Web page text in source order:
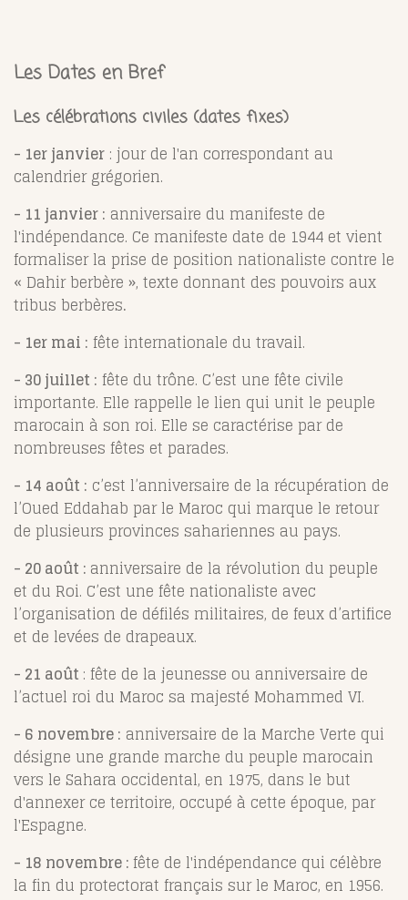
Les Dates en Bref
Les célébrations civiles (dates fixes)
- 1er janvier : jour de l'an correspondant au
calendrier grégorien.
- 11 janvier : anniversaire du manifeste de
l'indépendance. Ce manifeste date de 1944 et vient
formaliser la prise de position nationaliste contre le
« Dahir berbère », texte donnant des pouvoirs aux
tribus berbères.
- 1er mai : fête internationale du travail.
- 30 juillet : fête du trône. C’est une fête civile
importante. Elle rappelle le lien qui unit le peuple
marocain à son roi. Elle se caractérise par de
nombreuses fêtes et parades.
- 14 août : c’est l’anniversaire de la récupération de
l’Oued Eddahab par le Maroc qui marque le retour
de plusieurs provinces sahariennes au pays.
- 20 août : anniversaire de la révolution du peuple
et du Roi. C’est une fête nationaliste avec
l’organisation de défilés militaires, de feux d’artifice
et de levées de drapeaux.
- 21 août : fête de la jeunesse ou anniversaire de
l’actuel roi du Maroc sa majesté Mohammed VI.
- 6 novembre : anniversaire de la Marche Verte qui
désigne une grande marche du peuple marocain
vers le Sahara occidental, en 1975, dans le but
d'annexer ce territoire, occupé à cette époque, par
l'Espagne.
- 18 novembre :fête de l'indépendance qui célèbre
la fin du protectorat français sur le Maroc, en 1956.